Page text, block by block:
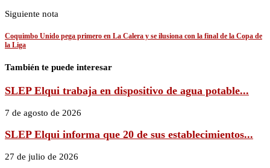
Siguiente nota
Coquimbo Unido pega primero en La Calera y se ilusiona con la final de la Copa de
la Liga
También te puede interesar
SLEP Elqui trabaja en dispositivo de agua potable...
7 de agosto de 2026
SLEP Elqui informa que 20 de sus establecimientos...
27 de julio de 2026